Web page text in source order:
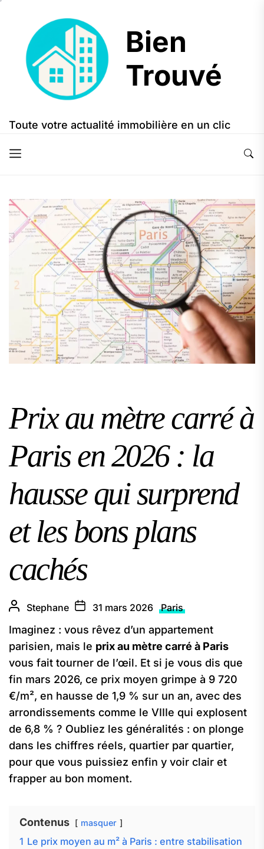
content
Bien
Trouvé
Bien
Trouvé
Toute votre actualité immobilière en un clic
Prix au mètre carré à
Paris en 2026 : la
hausse qui surprend
et les bons plans
cachés
Stephane 31 mars 2026 Paris
Imaginez : vous rêvez d’un appartement
parisien, mais le prix au mètre carré à Paris
vous fait tourner de l’œil. Et si je vous dis que
fin mars 2026, ce prix moyen grimpe à 9 720
€/m², en hausse de 1,9 % sur un an, avec des
arrondissements comme le VIIIe qui explosent
de 6,8 % ? Oubliez les généralités : on plonge
dans les chiffres réels, quartier par quartier,
pour que vous puissiez enfin y voir clair et
frapper au bon moment.
Contenus masquer
1 Le prix moyen au m² à Paris : entre stabilisation